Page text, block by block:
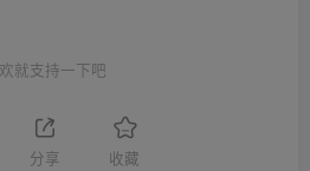
就支持一下吧
分享 收藏